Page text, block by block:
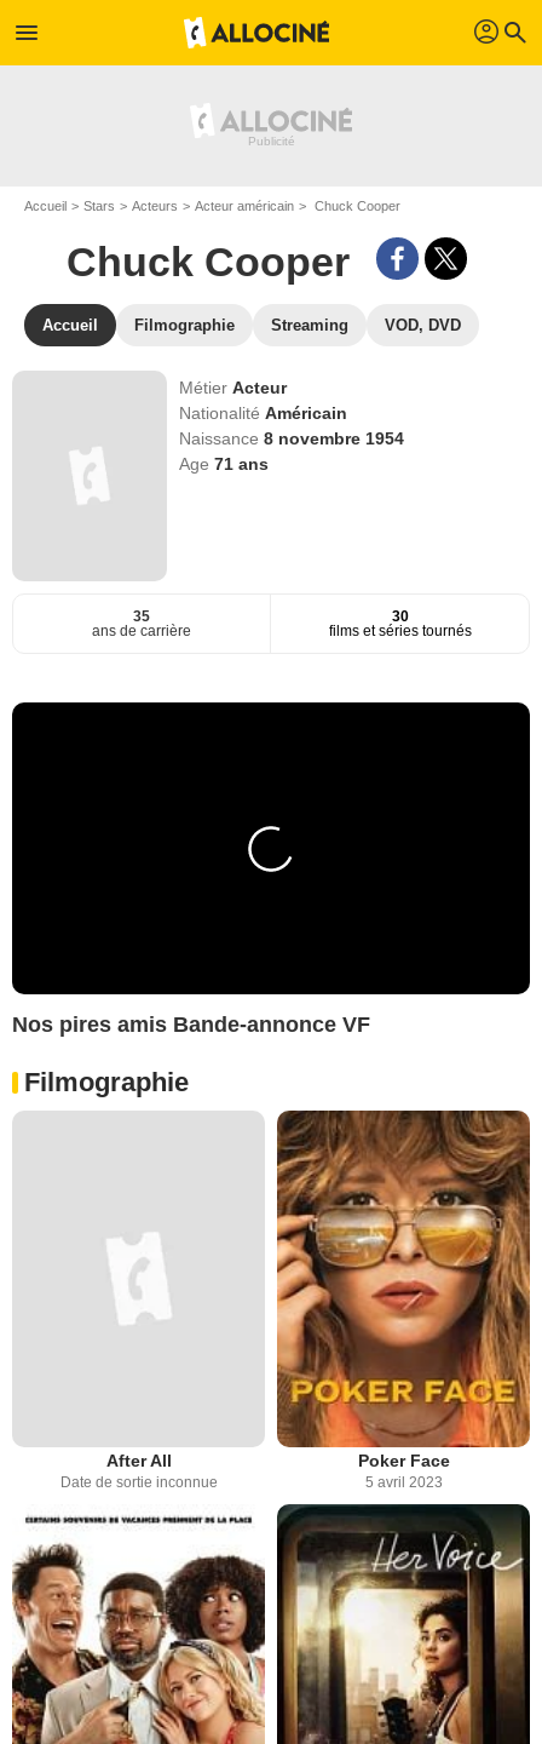
menu profil search
Accueil Stars Acteurs Acteur américain Chuck Cooper
Chuck Cooper
Accueil Filmographie Streaming VOD, DVD
MétierActeur
NationalitéAméricain
Naissance8 novembre 1954
Age71 ans
35
ans de carrière
30
films et séries tournés
Nos pires amis Bande-annonce VF
Filmographie
After All
Date de sortie inconnue
Poker Face
5 avril 2023